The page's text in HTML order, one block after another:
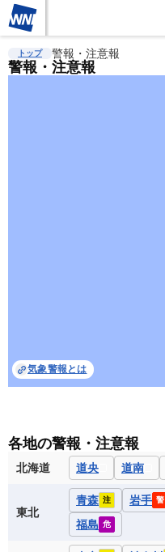
雨雲レーダー 台風情報
トップ 警報・注意報
警報・注意報
気象警報とは
各地の警報・注意報
北海道 道央 道南
東北
青森 注 岩手 警
福島 危